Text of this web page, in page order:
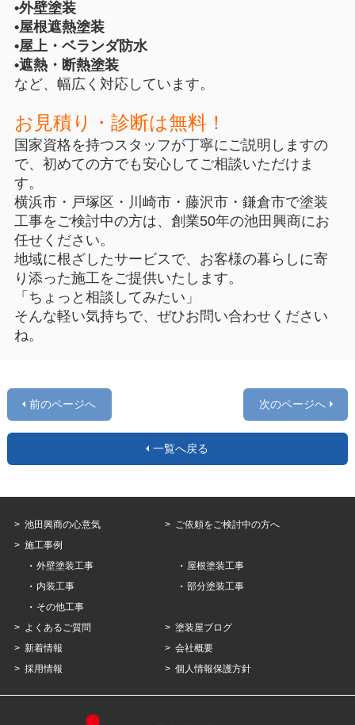
•外壁塗装
•屋根遮熱塗装
•屋上・ベランダ防水
•遮熱・断熱塗装
など、幅広く対応しています。
お見積り・診断は無料！
国家資格を持つスタッフが丁寧にご説明しますの
で、初めての方でも安心してご相談いただけま
す。
横浜市・戸塚区・川崎市・藤沢市・鎌倉市で塗装
工事をご検討中の方は、創業50年の池田興商にお
任せください。
地域に根ざしたサービスで、お客様の暮らしに寄
り添った施工をご提供いたします。
「ちょっと相談してみたい」
そんな軽い気持ちで、ぜひお問い合わせください
ね。
前のページへ 次のページへ
一覧へ戻る
池田興商の心意気
ご依頼をご検討中の方へ
施工事例
外壁塗装工事
屋根塗装工事
内装工事
部分塗装工事
その他工事
よくあるご質問
塗装屋ブログ
新着情報
会社概要
採用情報
個人情報保護方針